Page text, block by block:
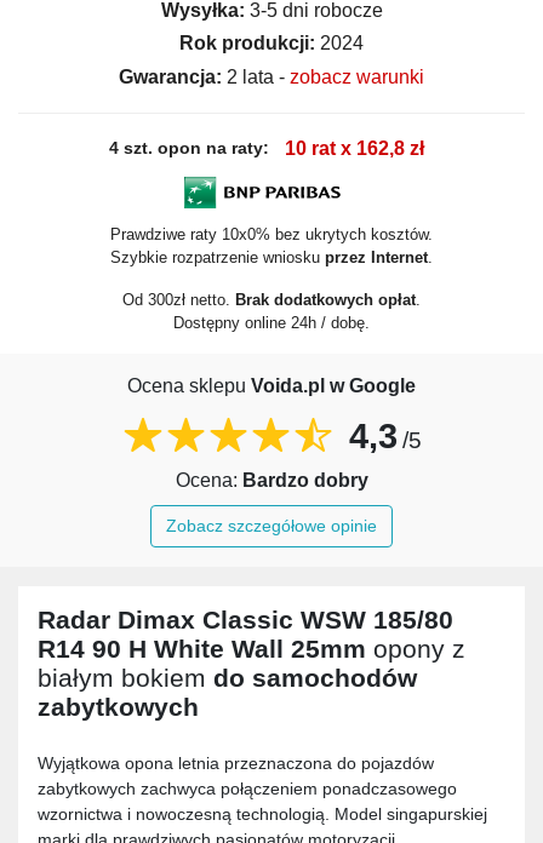
Wysyłka: 3-5 dni robocze
Rok produkcji: 2024
Gwarancja: 2 lata - zobacz warunki
4 szt. opon na raty: 10 rat x 162,8 zł
Prawdziwe raty 10x0% bez ukrytych kosztów.
Szybkie rozpatrzenie wniosku przez Internet
Od 300zł netto. Brak dodatkowych opłat
Dostępny online 24h / dobę.
Ocena sklepu Voida.pl w Google
4,3 /5
Ocena: Bardzo dobry
Zobacz szczegółowe opinie
Radar Dimax Classic WSW 185/80
R14 90 H White Wall 25mm opony z
białym bokiem do samochodów
zabytkowych
Wyjątkowa opona letnia przeznaczona do pojazdów
zabytkowych zachwyca połączeniem ponadczasowego
wzornictwa i nowoczesną technologią. Model singapurskiej